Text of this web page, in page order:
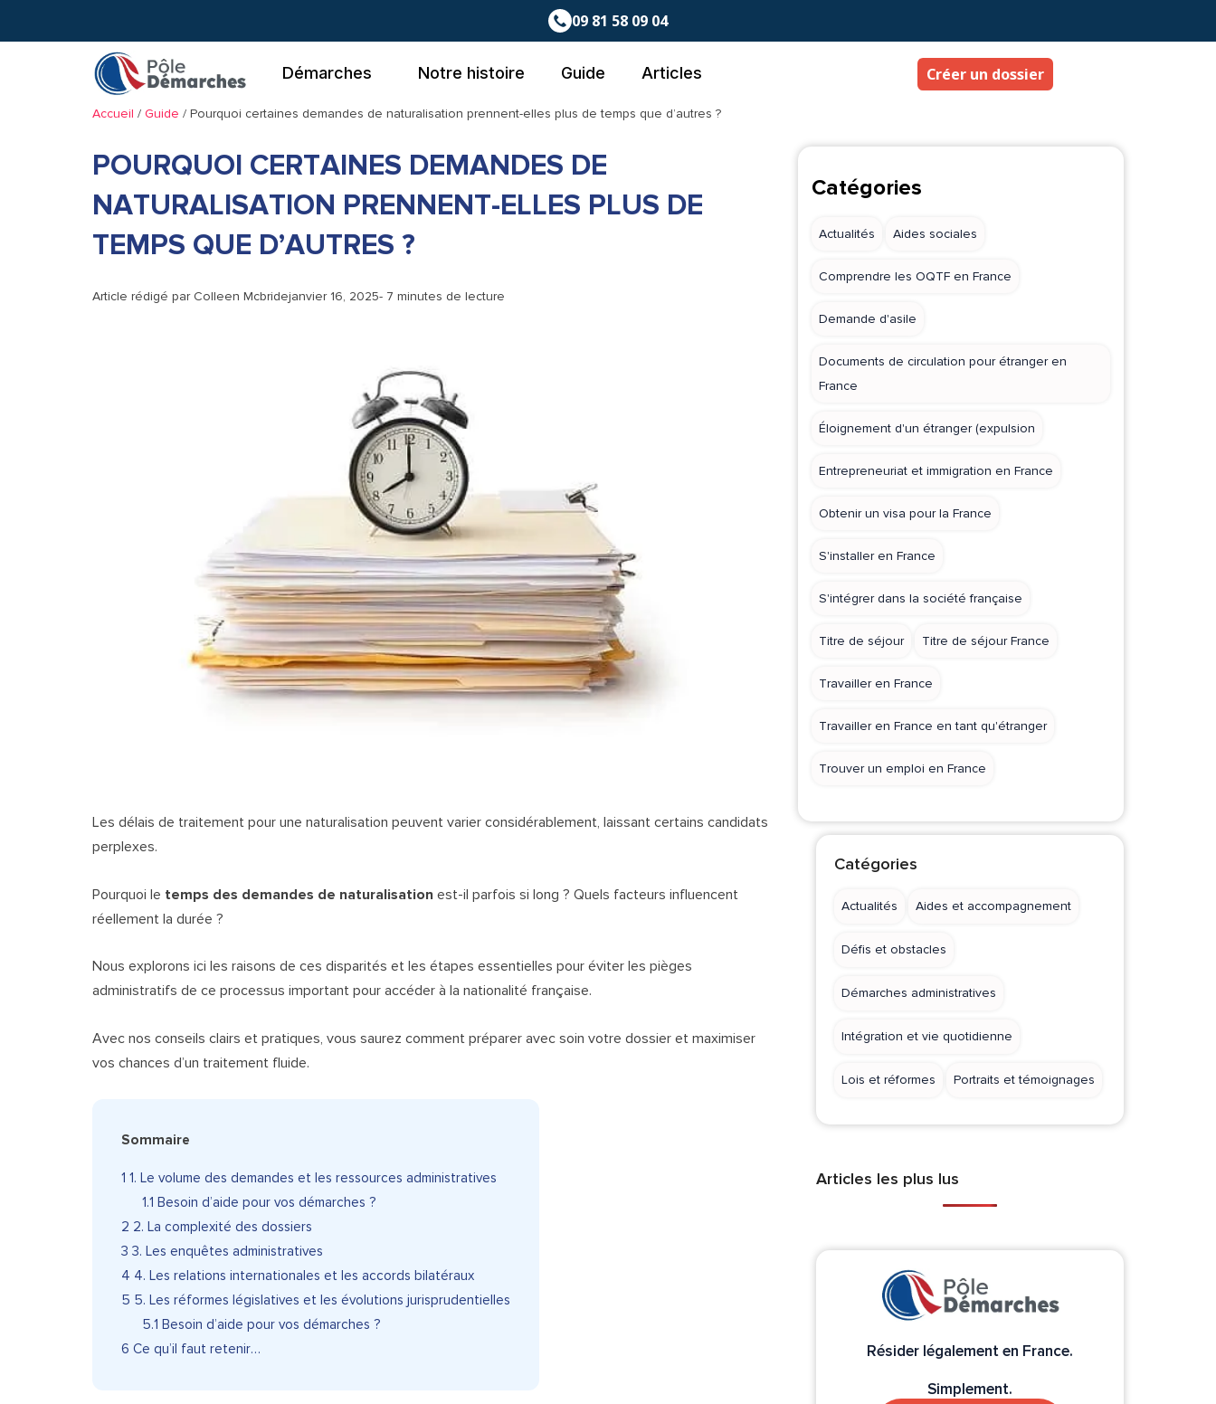
09 81 58 09 04
Démarches Notre histoire Guide Articles Créer un dossier
Accueil / Guide / Pourquoi certaines demandes de naturalisation prennent-elles plus de temps que d’autres ?
POURQUOI CERTAINES DEMANDES DE
NATURALISATION PRENNENT-ELLES PLUS DE
TEMPS QUE D’AUTRES ?
Article rédigé par Colleen Mcbridejanvier 16, 2025- 7 minutes de lecture
Les délais de traitement pour une naturalisation peuvent varier considérablement, laissant certains candidats
perplexes.
Pourquoi le temps des demandes de naturalisation est-il parfois si long ? Quels facteurs influencent
réellement la durée ?
Nous explorons ici les raisons de ces disparités et les étapes essentielles pour éviter les pièges
administratifs de ce processus important pour accéder à la nationalité française.
Avec nos conseils clairs et pratiques, vous saurez comment préparer avec soin votre dossier et maximiser
vos chances d’un traitement fluide.
Sommaire
1 1. Le volume des demandes et les ressources administratives
1.1 Besoin d’aide pour vos démarches ?
2 2. La complexité des dossiers
3 3. Les enquêtes administratives
4 4. Les relations internationales et les accords bilatéraux
5 5. Les réformes législatives et les évolutions jurisprudentielles
5.1 Besoin d’aide pour vos démarches ?
6 Ce qu’il faut retenir…
Catégories
Actualités Aides sociales
Comprendre les OQTF en France
Demande d'asile
Documents de circulation pour étranger en
France
Éloignement d'un étranger (expulsion
Entrepreneuriat et immigration en France
Obtenir un visa pour la France
S'installer en France
S'intégrer dans la société française
Titre de séjour Titre de séjour France
Travailler en France
Travailler en France en tant qu'étranger
Trouver un emploi en France
Catégories
Actualités Aides et accompagnement
Défis et obstacles
Démarches administratives
Intégration et vie quotidienne
Lois et réformes Portraits et témoignages
Articles les plus lus
Résider légalement en France.
Simplement.